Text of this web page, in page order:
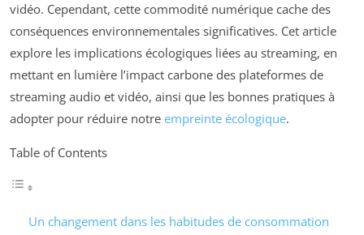
vidéo. Cependant, cette commodité numérique cache des
conséquences environnementales significatives. Cet article
explore les implications écologiques liées au streaming, en
mettant en lumière l’impact carbone des plateformes de
streaming audio et vidéo, ainsi que les bonnes pratiques à
adopter pour réduire notre empreinte écologique.
Table of Contents
Un changement dans les habitudes de consommation